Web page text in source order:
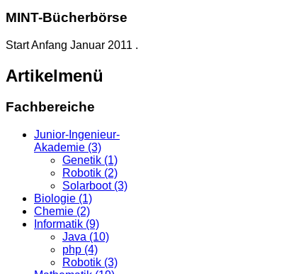
MINT-Bücherbörse
Start Anfang Januar 2011 .
Artikelmenü
Fachbereiche
Junior-Ingenieur-
Akademie (3)
Genetik (1)
Robotik (2)
Solarboot (3)
Biologie (1)
Chemie (2)
Informatik (9)
Java (10)
php (4)
Robotik (3)